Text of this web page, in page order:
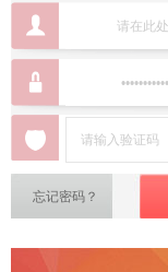
忘记密码？